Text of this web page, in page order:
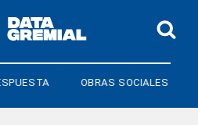
OBRAS SOCIALES